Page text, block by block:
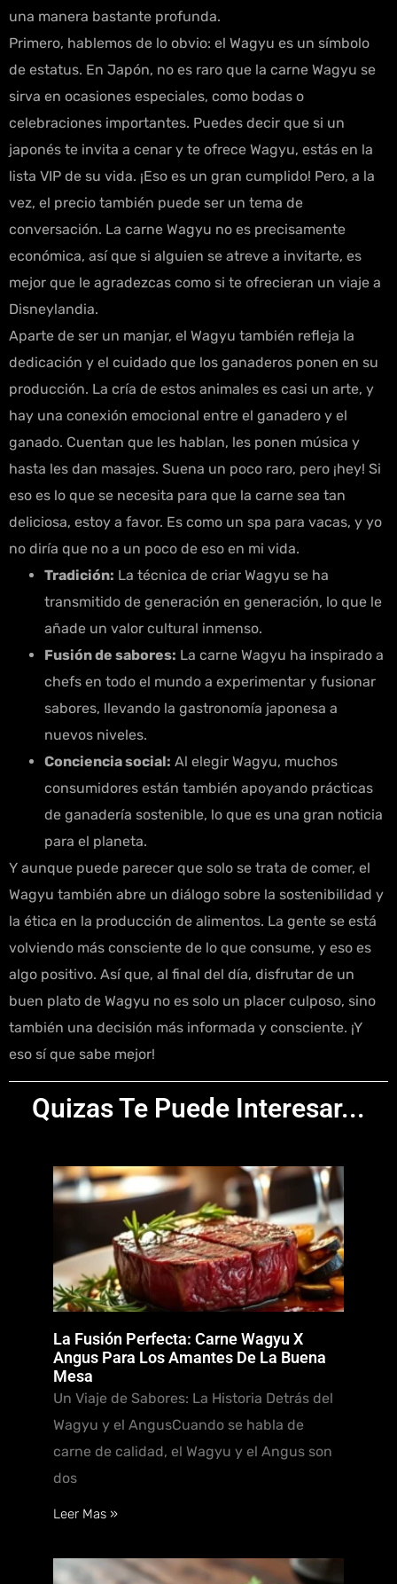
una manera bastante profunda.
Primero, hablemos de lo obvio: el Wagyu es un símbolo
de estatus. En Japón, no es raro que la carne Wagyu se
sirva en ocasiones especiales, como bodas o
celebraciones importantes. Puedes decir que si un
japonés te invita a cenar y te ofrece Wagyu, estás en la
lista VIP de su vida. ¡Eso es un gran cumplido! Pero, a la
vez, el precio también puede ser un tema de
conversación. La carne Wagyu no es precisamente
económica, así que si alguien se atreve a invitarte, es
mejor que le agradezcas como si te ofrecieran un viaje a
Disneylandia.
Aparte de ser un manjar, el Wagyu también refleja la
dedicación y el cuidado que los ganaderos ponen en su
producción. La cría de estos animales es casi un arte, y
hay una conexión emocional entre el ganadero y el
ganado. Cuentan que les hablan, les ponen música y
hasta les dan masajes. Suena un poco raro, pero ¡hey! Si
eso es lo que se necesita para que la carne sea tan
deliciosa, estoy a favor. Es como un spa para vacas, y yo
no diría que no a un poco de eso en mi vida.
Tradición: La técnica de criar Wagyu se ha
transmitido de generación en generación, lo que le
añade un valor cultural inmenso.
Fusión de sabores: La carne Wagyu ha inspirado a
chefs en todo el mundo a experimentar y fusionar
sabores, llevando la gastronomía japonesa a
nuevos niveles.
Conciencia social: Al elegir Wagyu, muchos
consumidores están también apoyando prácticas
de ganadería sostenible, lo que es una gran noticia
para el planeta.
Y aunque puede parecer que solo se trata de comer, el
Wagyu también abre un diálogo sobre la sostenibilidad y
la ética en la producción de alimentos. La gente se está
volviendo más consciente de lo que consume, y eso es
algo positivo. Así que, al final del día, disfrutar de un
buen plato de Wagyu no es solo un placer culposo, sino
también una decisión más informada y consciente. ¡Y
eso sí que sabe mejor!
Quizas Te Puede Interesar...
La Fusión Perfecta: Carne Wagyu X
Angus Para Los Amantes De La Buena
Mesa
Un Viaje de Sabores: La Historia Detrás del
Wagyu y el AngusCuando se habla de
carne de calidad, el Wagyu y el Angus son
dos
Leer Mas »